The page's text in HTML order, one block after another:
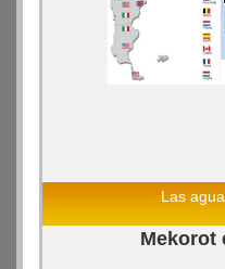
Las
Mekorot